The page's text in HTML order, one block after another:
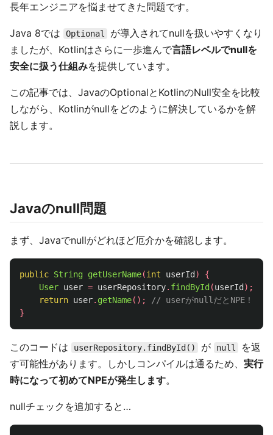
長年エンジニアを悩ませてきた問題です。
Java 8では Optional
が導入されてnullを扱いやすくなり
ましたが、Kotlinはさらに一歩進んで言語レベルでnullを
安全に扱う仕組みを提供しています。
この記事では、JavaのOptionalとKotlinのNull安全を比較
しながら、Kotlinがnullをどのように解決しているかを解
説します。
Javaのnull問題
まず、Javaでnullがどれほど厄介かを確認します。
public String getUserName(int userId )
{
User user = userRepository. findById (userId );
return user. getName();
// userがnullだとNPE！
}
このコードは userRepository.findById() が null
を返
す可能性があります。しかしコンパイルは通るため、 実行
時になって初めてNPEが発生します。
nullチェックを追加すると…